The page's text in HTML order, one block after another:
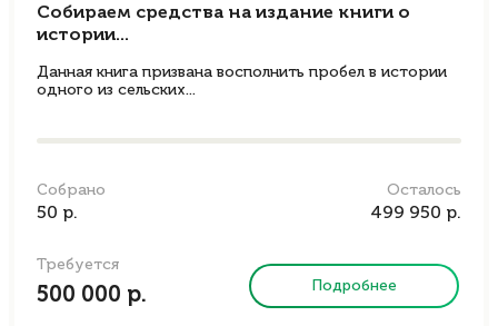
Собираем средства на издание книги о
истории...
Данная книга призвана восполнить пробел в истории
одного из сельских...
Собрано
50 р.
Осталось
499 950 р.
Требуется
500 000 р. Подробнее